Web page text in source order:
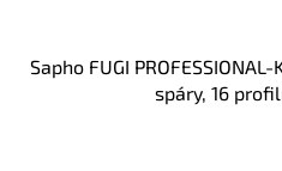
Sapho FUGI
spáry, 16